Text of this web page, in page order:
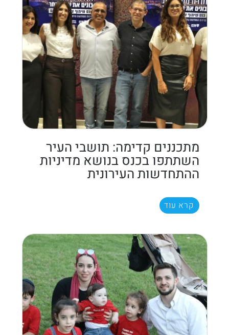
מתכננים קדימה: תושבי העיר
השתתפו בכנס בנושא מדיניות
ההתחדשות העירונית
קרא עוד